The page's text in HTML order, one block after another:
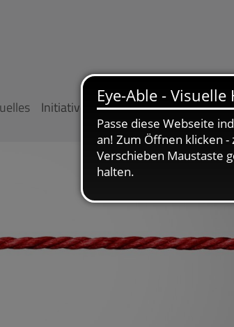
Initiativen Fokusthemen Infothek